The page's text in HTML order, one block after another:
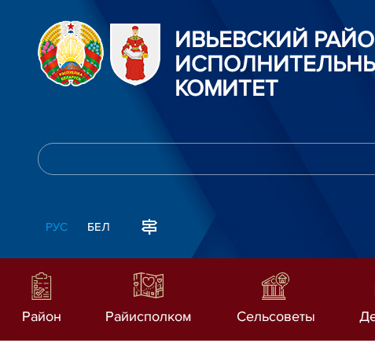
ИВЬЕВСКИЙ
КОМИТЕТ
РУС БЕЛ
Район Райисполком Сельсоветы